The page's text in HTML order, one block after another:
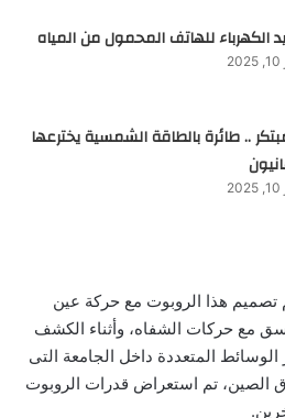
الكهرباء للهاتف المحمول من المياه
.. طائرة بالطاقة الشمسية يخترعها
هذا الروبوت مع حركة عين
مع حركات الشفاه، وأثناء الكشف
المتعددة داخل الجامعة التى
الصين، تم استعراض قدرات الروبوت